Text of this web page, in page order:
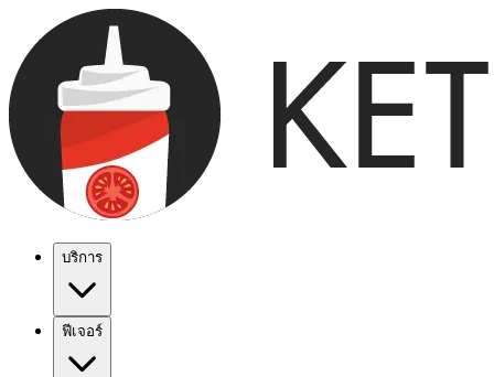
บริการ
ฟีเจอร์